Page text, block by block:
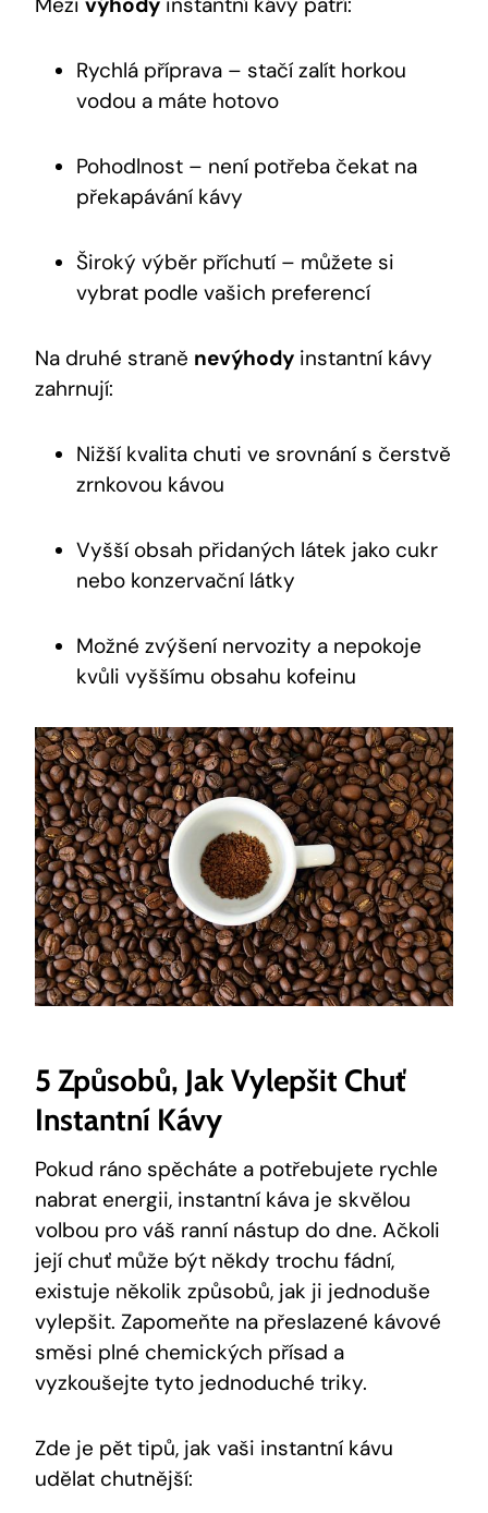
Rychlá příprava – stačí zalít horkou
vodou a máte hotovo
Pohodlnost – není potřeba čekat na
překapávání kávy
Široký výběr příchutí – můžete si
vybrat podle vašich preferencí
Na druhé straně nevýhody instantní kávy
zahrnují:
Nižší kvalita chuti ve srovnání s čerstvě
zrnkovou kávou
Vyšší obsah přidaných látek jako cukr
nebo konzervační látky
Možné zvýšení nervozity a nepokoje
kvůli vyššímu obsahu kofeinu
5 Způsobů, Jak Vylepšit Chuť
Instantní Kávy
Pokud ráno spěcháte a potřebujete rychle
nabrat energii, instantní káva je skvělou
volbou pro váš ranní nástup do dne. Ačkoli
její chuť může být někdy trochu fádní,
existuje několik způsobů, jak ji jednoduše
vylepšit. Zapomeňte na přeslazené kávové
směsi plné chemických přísad a
vyzkoušejte tyto jednoduché triky.
Zde je pět tipů, jak vaši instantní kávu
udělat chutnější: